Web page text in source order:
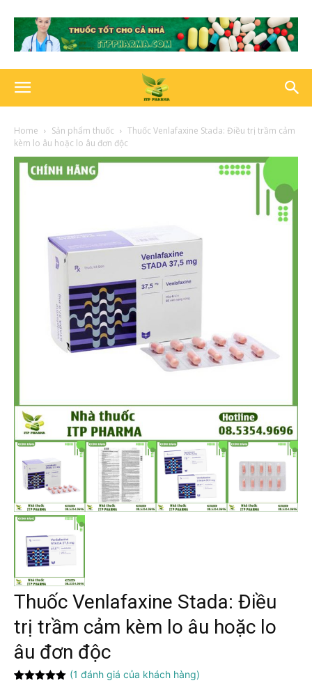
Home Sản phẩm thuốc
Thuốc Venlafaxine Stada: Điều trị trầm cảm
kèm lo âu hoặc lo âu đơn độc
Thuốc Venlafaxine Stada: Điều
trị trầm cảm kèm lo âu hoặc lo
âu đơn độc
(1 đánh giá của khách hàng)